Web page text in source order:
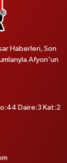
Haberleri, Son
Afyon'un
Daire:3 Kat:2